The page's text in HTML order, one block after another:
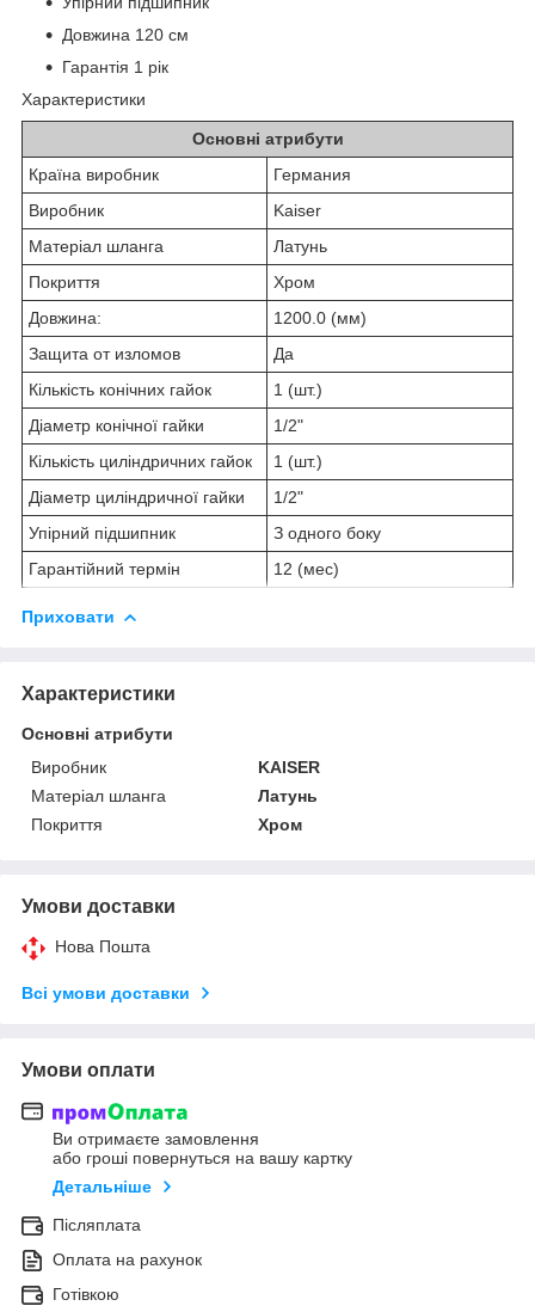
Довжина 120 см
Гарантія 1 рік
Характеристики
Основні атрибути
Країна виробник
Германия
Виробник
Kaiser
Матеріал шланга
Латунь
Покриття
Хром
Довжина:
1200.0 (мм)
Защита от изломов
Да
Кількість конічних гайок
1 (шт.)
Діаметр конічної гайки
1/2"
Кількість циліндричних гайок
1 (шт.)
Діаметр циліндричної гайки
1/2"
Упірний підшипник
З одного боку
Гарантійний термін
12 (мес)
Приховати
Характеристики
Основні атрибути
Виробник
KAISER
Матеріал шланга
Латунь
Покриття
Хром
Умови доставки
Нова Пошта
Всі умови доставки
Умови оплати
Ви отримаєте замовлення
або гроші повернуться на вашу картку
Детальніше
Післяплата
Оплата на рахунок
Готівкою